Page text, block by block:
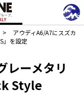
>
アウディA6/A7にスズカ
」を設定
レーメタリ
Style